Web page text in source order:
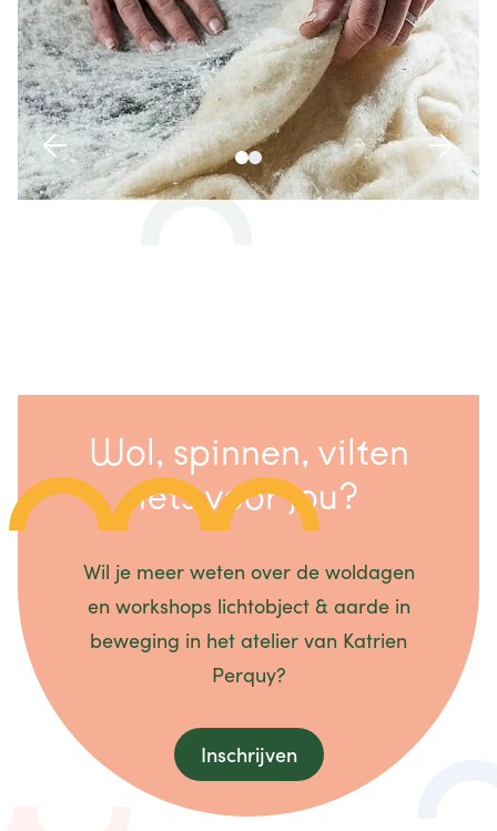
Wol, spinnen, vilten
iets voor jou?
Wil je meer weten over de woldagen
en workshops lichtobject & aarde in
beweging in het atelier van Katrien
Perquy?
Inschrijven